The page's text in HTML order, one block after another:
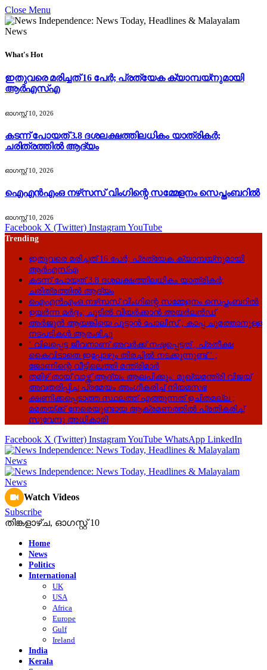
Close Menu
What's Hot
ഇതുവരെ മരിച്ചത് 16 പേർ; പ്രത്യേക ക്യാമ്പയ്‌നുമായി
ആർഎസ്എ
ഓഗസ്റ്റ്‌ 10, 2026
കടന്ന് പോയത് 3.8 ദശലക്ഷത്തിലധികം യാത്രികർ;
ചരിത്രത്തിൽ ആദ്യം
ഓഗസ്റ്റ്‌ 10, 2026
ഐഎൻഎംഒ നഴ്‌സസ് വിംഗിന്റെ സമ്മേളനം സെപ്തംബറിൽ
ഓഗസ്റ്റ്‌ 10, 2026
Facebook X (Twitter) InstagramYouTube
Trending
ഇതുവരെ മരിച്ചത് 16 പേർ; പ്രത്യേക ക്യാമ്പയ്‌നുമായി
ആർഎസ്എ
കടന്ന് പോയത് 3.8 ദശലക്ഷത്തിലധികം യാത്രികർ;
ചരിത്രത്തിൽ ആദ്യം
ഐഎൻഎംഒ നഴ്‌സസ് വിംഗിന്റെ സമ്മേളനം സെപ്തംബറിൽ
ഉയർന്ന മർദ്ദം; ചൂടിൽ വിയർക്കാൻ അയർലൻഡ്
അർജുൻ ആയങ്കിയെ പൂട്ടാൻ പോലീസ് ; കാപ്പ ചുമത്താനുള്ള
നടപടികൾ ആരംഭിച്ചു
‘ വിലപ്പെട്ട ജീവനാണ് അവർക്ക് നഷ്ടപ്പെട്ടത് , പ്രതീക്ഷ
കൈവിടാതെ ഇപ്പോഴും തിരച്ചിൽ നടക്കുന്നുണ്ട് ‘ ;
ജോണിന്റെ വീട്ടിലെത്തി മന്ത്രിമാർ
തമിഴ് തായ് വാഴ്ത്ത് ആദ്യം ആലപിക്കും: മുഖ്യമന്ത്രി വിജയ്
അവതരിപ്പിച്ച പ്രമേയം അംഗീകരിച്ച് നിയമസഭ
ക്ഷണിക്കപ്പെടാത്ത സ്ഥലത്ത് എത്തുന്നത് ഉചിതമല്ല ;
മമതയ്ക്ക് നേരെയുണ്ടായ ആക്രമണത്തിൽ പ്രതികരിച്ച്
സുവേന്ദു അധികാരി
Facebook X (Twitter) InstagramYouTube WhatsApp LinkedIn
Watch Videos
Subscribe
തിങ്കളാഴ്‌ച, ഓഗസ്റ്റ്‌ 10
Home
News
Politics
International
UK
USA
Africa
Europe
Gulf
Ireland
India
Kerala